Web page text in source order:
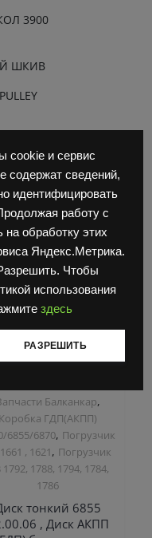
cookie и сервис
содержат сведений,
идентифицировать
работу с
обработку этих
Яндекс.Метрика.
Чтобы
использования
здесь
РАЗРЕШИТЬ
3900
ШКИВ
Балканкар,
Коробка ГДП(АКПП)
6855/6870, Погрузчик
, 1621, Погрузчик
1788, 1794, 1784,
1786
тонкий 6855
, Диск АКПП